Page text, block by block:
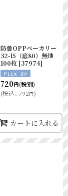
防曇OPPベーカリー
32-15（底80）無地
100枚 [37974]
720円(税別)
(税込: 792円)
カートに入れる